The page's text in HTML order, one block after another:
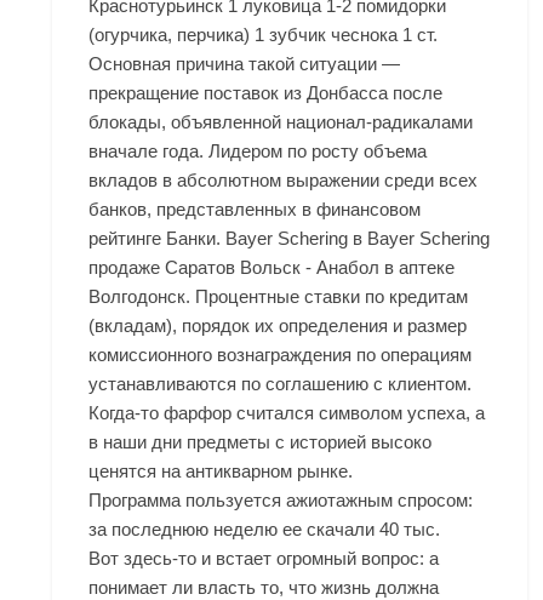
Краснотурьинск 1 луковица 1-2 помидорки
(огурчика, перчика) 1 зубчик чеснока 1 ст.
Основная причина такой ситуации —
прекращение поставок из Донбасса после
блокады, объявленной национал-радикалами
вначале года. Лидером по росту объема
вкладов в абсолютном выражении среди всех
банков, представленных в финансовом
рейтинге Банки. Bayer Schering в Bayer Schering
продаже Саратов Вольск - Анабол в аптеке
Волгодонск. Процентные ставки по кредитам
(вкладам), порядок их определения и размер
комиссионного вознаграждения по операциям
устанавливаются по соглашению с клиентом.
Когда-то фарфор считался символом успеха, а
в наши дни предметы с историей высоко
ценятся на антикварном рынке.
Программа пользуется ажиотажным спросом:
за последнюю неделю ее скачали 40 тыс.
Вот здесь-то и встает огромный вопрос: а
понимает ли власть то, что жизнь должна